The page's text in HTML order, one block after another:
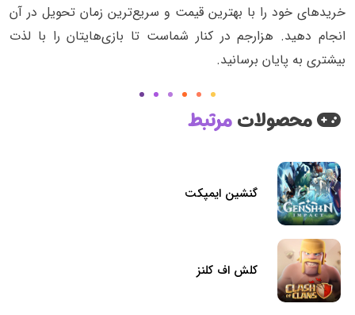
خریدهای خود را با بهترین قیمت و سریع‌ترین زمان تحویل در آن
انجام دهید. هزارجم در کنار شماست تا بازی‌هایتان را با لذت
بیشتری به پایان برسانید.
محصولاتمرتبط
گنشین ایمپکت
کلش اف کلنز